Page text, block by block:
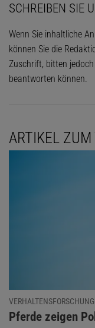
SCHREIBEN SIE
Wenn Sie inhaltliche
können Sie die
Zuschrift, bitten
beantworten können.
ARTIKEL
VERHALTENSFORSCHUNG
:
Pferde zeigen